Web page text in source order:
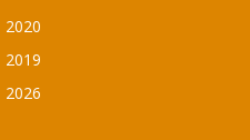
2020
2019
2026